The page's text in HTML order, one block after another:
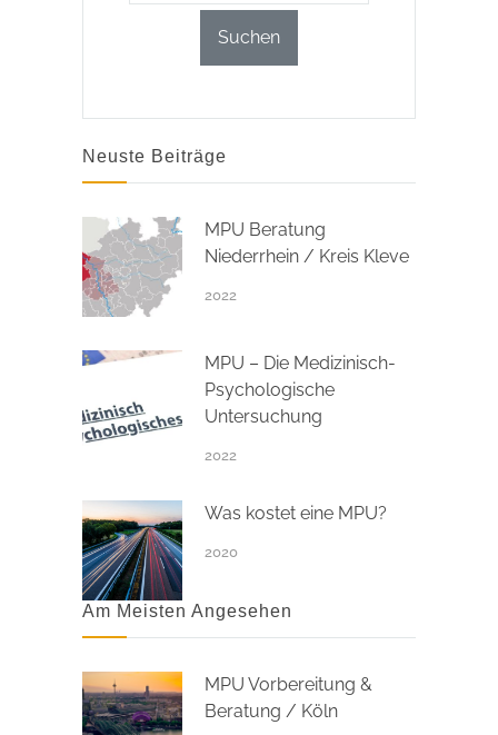
Neuste Beiträge
MPU Beratung
Niederrhein / Kreis Kleve
2022
MPU – Die Medizinisch-
Psychologische
Untersuchung
2022
Was kostet eine MPU?
2020
Am Meisten Angesehen
MPU Vorbereitung &
Beratung / Köln